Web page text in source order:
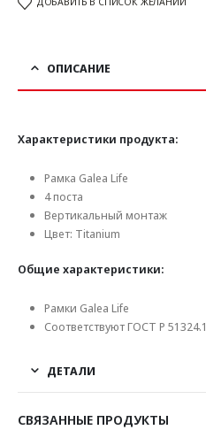
ОПИСАНИЕ
Характеристики продукта:
Рамка Galea Life
4 поста
Вертикальный монтаж
Цвет: Titanium
Общие характеристики:
Рамки Galea Life
Соответствуют ГОСТ Р
ДЕТАЛИ
СВЯЗАННЫЕ ПРОДУКТЫ